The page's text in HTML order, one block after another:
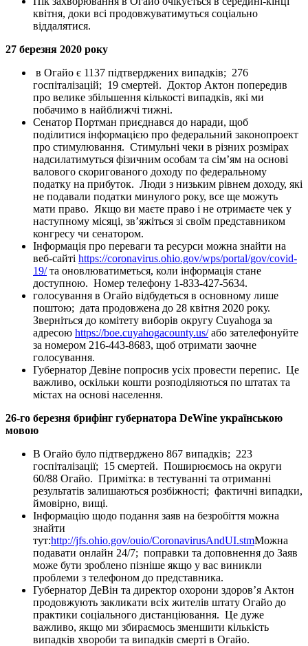
квітня, доки всі продовжуватимуться соціально
віддалятися.
27 березня 2020 року
в Огайо є 1137 підтверджених випадків; 276
госпіталізацій; 19 смертей. Доктор Актон попередив
про велике збільшення кількості випадків, які ми
побачимо в найближчі тижні.
Сенатор Портман приєднався до наради, щоб
поділитися інформацією про федеральний законопроект
про стимулювання. Стимульні чеки в різних розмірах
надсилатимуться фізичним особам та сім’ям на основі
валового скоригованого доходу по федеральному
податку на прибуток. Люди з низьким рівнем доходу, які
не подавали податки минулого року, все ще можуть
мати право. Якщо ви маєте право і не отримаєте чек у
наступному місяці, зв’яжіться зі своїм представником
конгресу чи сенатором.
Інформація про переваги та ресурси можна знайти на
веб-сайті https://coronavirus.ohio.gov/wps/portal/gov/covid-
19/та оновлюватиметься, коли інформація стане
доступною. Номер телефону 1-833-427-5634.
голосування в Огайо відбудеться в основному лише
поштою; дата продовжена до 28 квітня 2020 року.
Зверніться до комітету виборів округу Cuyahoga за
адресою https://boe.cuyahogacounty.us/або зателефонуйте
за номером 216-443-8683, щоб отримати заочне
голосування.
Губернатор Девіне попросив усіх провести перепис. Це
важливо, оскільки кошти розподіляються по штатах та
містах на основі населення.
26-го березня брифінг губернатора DeWine українською
мовою
В Огайо було підтверджено 867 випадків; 223
госпіталізації; 15 смертей. Поширюємось на округи
60/88 Огайо. Примітка: в тестуванні та отриманні
результатів залишаються розбіжності; фактичні випадки,
ймовірно, вищі.
Інформацію щодо подання заяв на безробіття можна
знайти
тут:http://jfs.ohio.gov/ouio/CoronavirusAndUI.stmМожна
подавати онлайн 24/7; поправки та доповнення до Заяв
може бути зроблено пізніше якщо у вас виникли
проблеми з телефоном до представника.
Губернатор ДеВін та директор охорони здоров’я Актон
продовжують закликати всіх жителів штату Огайо до
практики соціального дистанціювання. Це дуже
важливо, якщо ми збираємось зменшити кількість
випадків хвороби та випадків смерті в Огайо.